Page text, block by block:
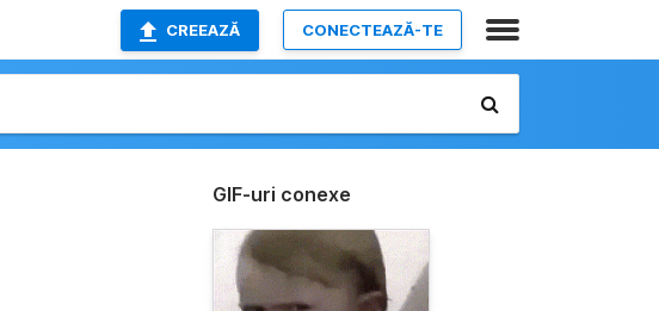
CREEAZĂ CONECTEAZĂ-TE
GIF-uri conexe